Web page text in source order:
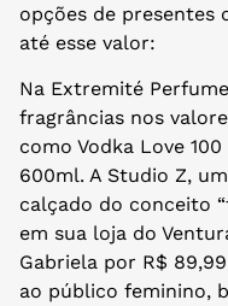
opções de presentes
até esse valor:
Na Extremité
fragrâncias nos
como Vodka Love
600ml. A Studio Z,
calçado do conceito
em sua loja do
Gabriela por R$
ao público feminino,